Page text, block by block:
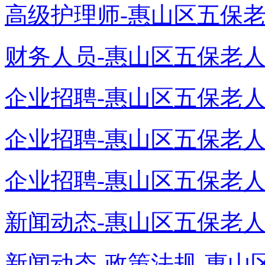
高级护理师-惠山区五保
财务人员-惠山区五保老
企业招聘-惠山区五保老
企业招聘-惠山区五保老
企业招聘-惠山区五保老
新闻动态-惠山区五保老